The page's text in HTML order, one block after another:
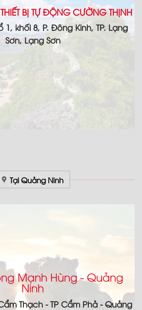
BỊ TỰ ĐỘNG CƯỜNG THỊNH
1, khối 8, P. Đông Kinh, TP. Lạng
Sơn, Lạng Sơn
Tại Quảng Ninh
Mạnh Hùng - Quảng
Ninh
Thạch - TP Cẩm Phả - Quảng